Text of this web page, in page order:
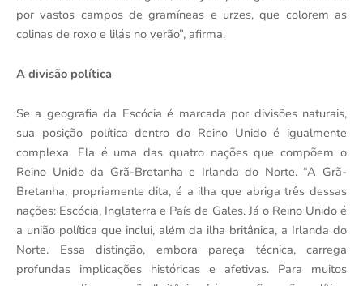
por vastos campos de gramíneas e urzes, que colorem as
colinas de roxo e lilás no verão”, afirma.
A divisão política
Se a geografia da Escócia é marcada por divisões naturais,
sua posição política dentro do Reino Unido é igualmente
complexa. Ela é uma das quatro nações que compõem o
Reino Unido da Grã-Bretanha e Irlanda do Norte. “A Grã-
Bretanha, propriamente dita, é a ilha que abriga três dessas
nações: Escócia, Inglaterra e País de Gales. Já o Reino Unido é
a união política que inclui, além da ilha britânica, a Irlanda do
Norte. Essa distinção, embora pareça técnica, carrega
profundas implicações históricas e afetivas. Para muitos